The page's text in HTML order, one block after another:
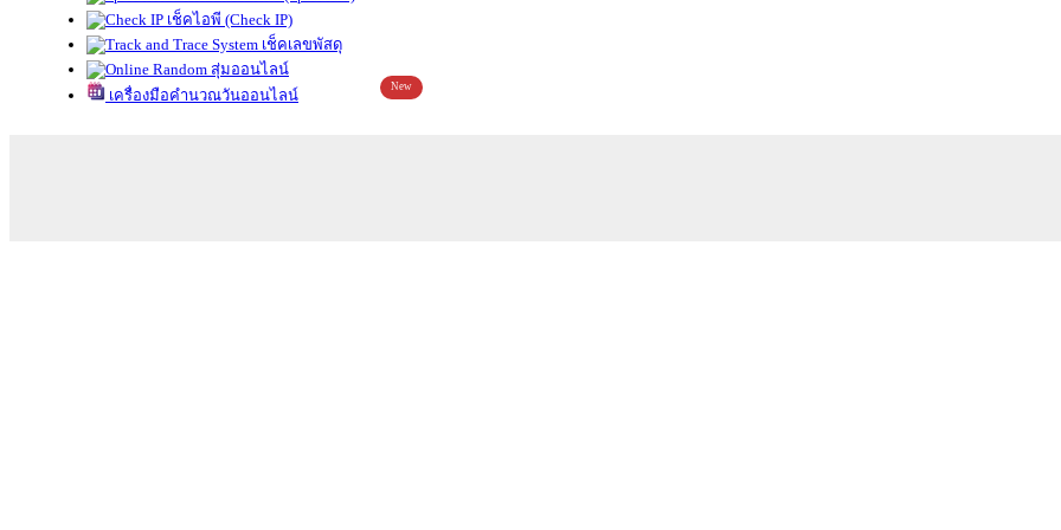
เช็คไอพี (Check IP)
เช็คเลขพัสดุ
สุ่มออนไลน์
เครื่องมือคำนวณวันออนไลน์
New